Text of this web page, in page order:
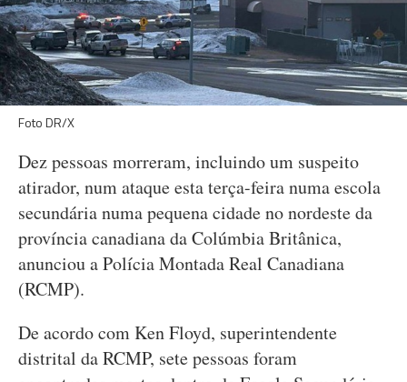
Foto DR/X
Dez pessoas morreram, incluindo um suspeito
atirador, num ataque esta terça-feira numa escola
secundária numa pequena cidade no nordeste da
província canadiana da Colúmbia Britânica,
anunciou a Polícia Montada Real Canadiana
(RCMP).
De acordo com Ken Floyd, superintendente
distrital da RCMP, sete pessoas foram